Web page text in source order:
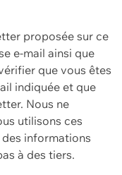
proposée sur ce
e-mail ainsi que
que vous êtes
indiquée et que
Nous ne
utilisons ces
informations
à des tiers.